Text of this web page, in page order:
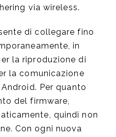
via wireless.
di collegare fino
in
la riproduzione di
la comunicazione
Per quanto
del firmware,
quindi non
Con ogni nuova